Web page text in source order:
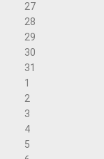
27
28
29
30
31
1
2
3
4
5